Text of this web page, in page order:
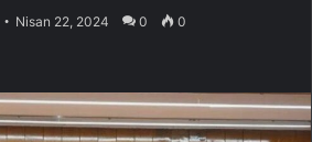
Nisan 22, 2024 0 0